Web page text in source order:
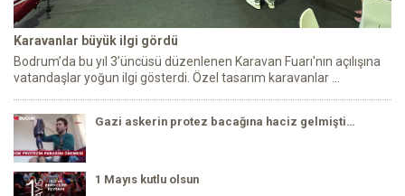
Karavanlar büyük ilgi gördü
Bodrum’da bu yıl 3’üncüsü düzenlenen Karavan Fuarı'nın açılışına
vatandaşlar yoğun ilgi gösterdi. Özel tasarım karavanlar ...
Gazi askerin protez bacağına haciz gelmişti…
1 Mayıs kutlu olsun